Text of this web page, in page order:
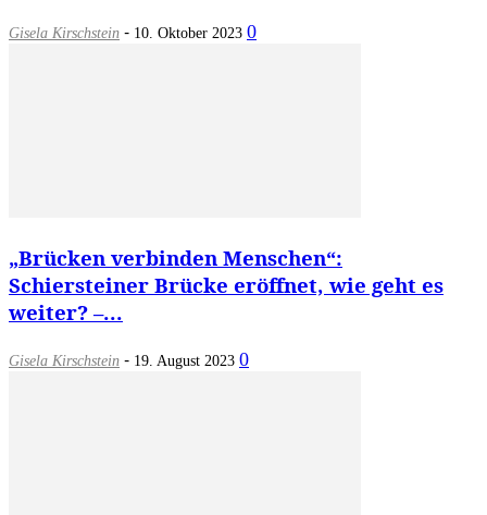
Gisela Kirschstein - 10. Oktober 2023 0
„Brücken verbinden Menschen“:
Schiersteiner Brücke eröffnet, wie geht es
weiter? –...
Gisela Kirschstein - 19. August 2023 0